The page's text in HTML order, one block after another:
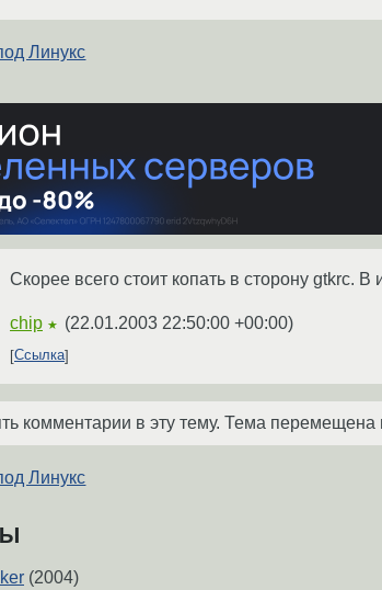
Линукс
Скорее всего стоит копать в сторону gtkrc.
chip ★ (22.01.2003 22:50:00 +00:00)
Ссылка
комментарии в эту тему. Тема перемещена
Линукс
(2004)